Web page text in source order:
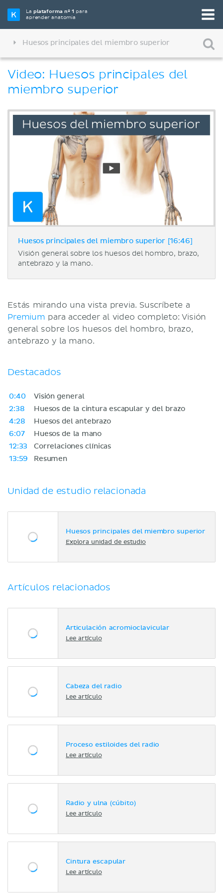
Laplataforma nº 1 para
aprender anatomía
Huesos principales del miembro superior
Video: Huesos principales del
miembro superior
Huesos principales del miembro superior [16:46]
Visión general sobre los huesos del hombro, brazo,
antebrazo y la mano.
Estás mirando una vista previa. Suscríbete a
Premium para acceder al video completo: Visión
general sobre los huesos del hombro, brazo,
antebrazo y la mano.
Destacados
0:40
Visión general
2:38
Huesos de la cintura escapular y del brazo
4:28
Huesos del antebrazo
6:07
Huesos de la mano
12:33
Correlaciones clínicas
13:59
Resumen
Unidad de estudio relacionada
Huesos principales del miembro superior
Explora unidad de estudio
Artículos relacionados
Articulación acromioclavicular
Lee artículo
Cabeza del radio
Lee artículo
Proceso estiloides del radio
Lee artículo
Radio y ulna (cúbito)
Lee artículo
Cintura escapular
Lee artículo